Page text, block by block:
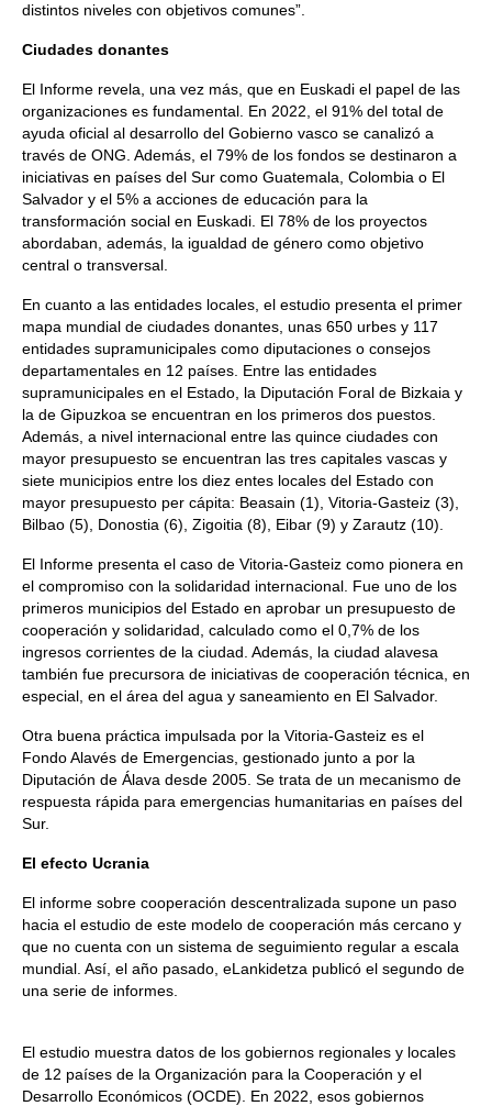
distintos niveles con objetivos comunes”.
Ciudades donantes
El Informe revela, una vez más, que en Euskadi el papel de las
organizaciones es fundamental. En 2022, el 91% del total de
ayuda oficial al desarrollo del Gobierno vasco se canalizó a
través de ONG. Además, el 79% de los fondos se destinaron a
iniciativas en países del Sur como Guatemala, Colombia o El
Salvador y el 5% a acciones de educación para la
transformación social en Euskadi. El 78% de los proyectos
abordaban, además, la igualdad de género como objetivo
central o transversal.
En cuanto a las entidades locales, el estudio presenta el primer
mapa mundial de ciudades donantes, unas 650 urbes y 117
entidades supramunicipales como diputaciones o consejos
departamentales en 12 países. Entre las entidades
supramunicipales en el Estado, la Diputación Foral de Bizkaia y
la de Gipuzkoa se encuentran en los primeros dos puestos.
Además, a nivel internacional entre las quince ciudades con
mayor presupuesto se encuentran las tres capitales vascas y
siete municipios entre los diez entes locales del Estado con
mayor presupuesto per cápita: Beasain (1), Vitoria-Gasteiz (3),
Bilbao (5), Donostia (6), Zigoitia (8), Eibar (9) y Zarautz (10).
El Informe presenta el caso de Vitoria-Gasteiz como pionera en
el compromiso con la solidaridad internacional. Fue uno de los
primeros municipios del Estado en aprobar un presupuesto de
cooperación y solidaridad, calculado como el 0,7% de los
ingresos corrientes de la ciudad. Además, la ciudad alavesa
también fue precursora de iniciativas de cooperación técnica, en
especial, en el área del agua y saneamiento en El Salvador.
Otra buena práctica impulsada por la Vitoria-Gasteiz es el
Fondo Alavés de Emergencias, gestionado junto a por la
Diputación de Álava desde 2005. Se trata de un mecanismo de
respuesta rápida para emergencias humanitarias en países del
Sur.
El efecto Ucrania
El informe sobre cooperación descentralizada supone un paso
hacia el estudio de este modelo de cooperación más cercano y
que no cuenta con un sistema de seguimiento regular a escala
mundial. Así, el año pasado, eLankidetza publicó el segundo de
una serie de informes.
El estudio muestra datos de los gobiernos regionales y locales
de 12 países de la Organización para la Cooperación y el
Desarrollo Económicos (OCDE). En 2022, esos gobiernos